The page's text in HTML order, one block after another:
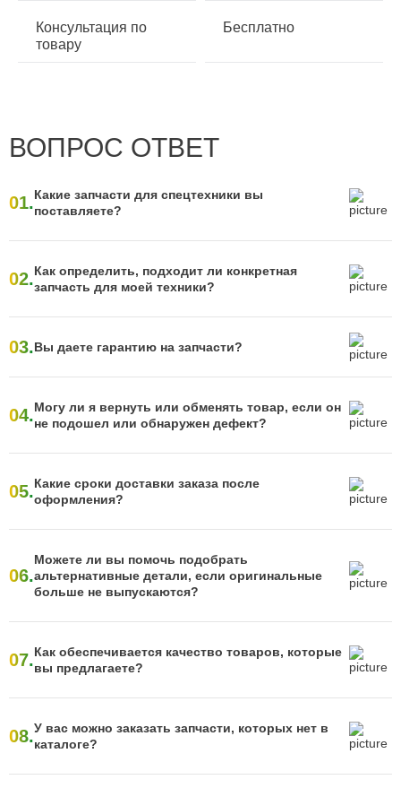
Консультация по
товару
Бесплатно
ВОПРОС ОТВЕТ
01.Какие запчасти для спецтехники вы
поставляете?
02.Как определить, подходит ли конкретная
запчасть для моей техники?
03.Вы даете гарантию на запчасти?
04.Могу ли я вернуть или обменять товар, если он
не подошел или обнаружен дефект?
05.Какие сроки доставки заказа после
оформления?
06.
Можете ли вы помочь подобрать
альтернативные детали, если оригинальные
больше не выпускаются?
07.Как обеспечивается качество товаров, которые
вы предлагаете?
08.У вас можно заказать запчасти, которых нет в
каталоге?